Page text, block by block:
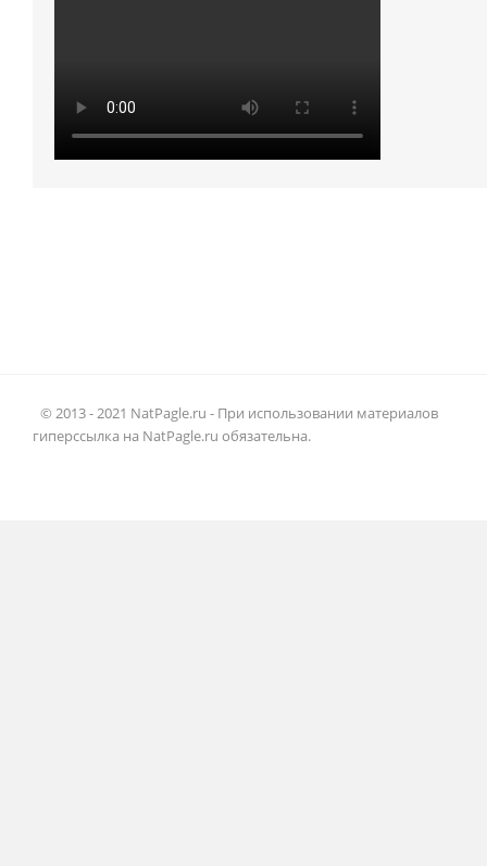
© 2013 - 2021 NatPagle.ru - При использовании материалов
гиперссылка на NatPagle.ru обязательна.